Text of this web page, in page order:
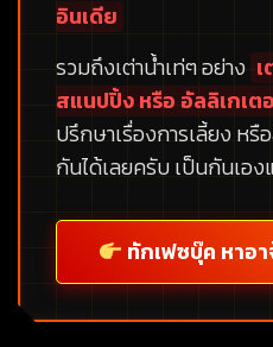
อินเดีย
รวมถึงเต่าน้ำเท่ๆ อย่าง
สแนปปิ้ง หรือ อัลลิเกเต
ปรึกษาเรื่องการเลี้ยง ห
กันได้เลยครับ เป็นกันเอ
ทักเฟซบุ๊ค หาอ